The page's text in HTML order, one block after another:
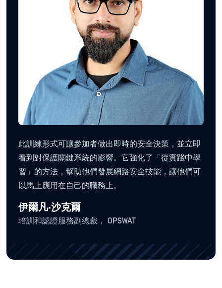
此訓練形式可讓參加者做出即時的安全決策，並立即
看到對保護關鍵系統的影響。它強化了「從實踐中學
習」的方法，幫助他們發展網路安全技能，讓他們可
以馬上應用在自己的職務上。
伊爾凡·沙克爾
培訓和認證服務副總裁， OPSWAT